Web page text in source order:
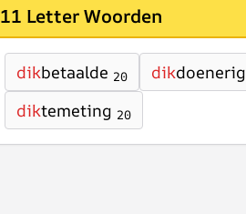
11 Letter Woorden
dikbetaalde 20 dikdoenerig
diktemeting 20